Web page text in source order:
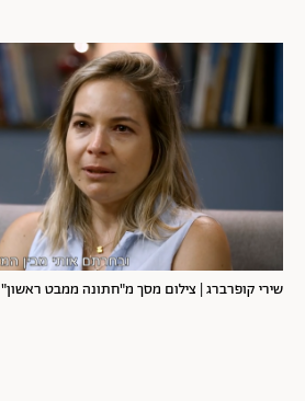
שירי קופרברג | צילום מסך מ"חתונה ממבט ראשון"